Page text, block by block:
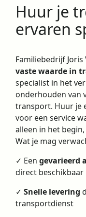
Huur je
ervaren
Familiebedrijf Joris
vaste waarde in
specialist in het
onderhouden van
transport. Huur je
voor een service
alleen in het
Wat je mag
✓ Een gevarieerd
direct beschikbaar
✓ Snelle levering
transportdienst